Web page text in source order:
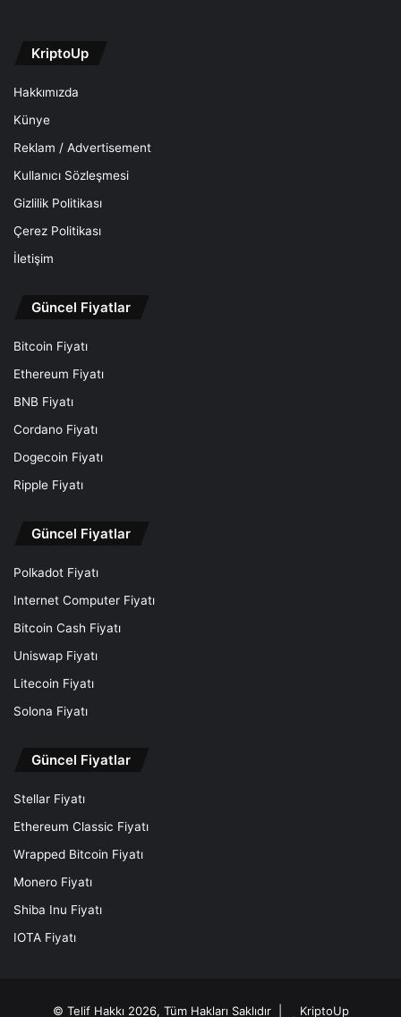
KriptoUp
Hakkımızda
Künye
Reklam / Advertisement
Kullanıcı Sözleşmesi
Gizlilik Politikası
Çerez Politikası
İletişim
Güncel Fiyatlar
Bitcoin Fiyatı
Ethereum Fiyatı
BNB Fiyatı
Cordano Fiyatı
Dogecoin Fiyatı
Ripple Fiyatı
Güncel Fiyatlar
Polkadot Fiyatı
Internet Computer Fiyatı
Bitcoin Cash Fiyatı
Uniswap Fiyatı
Litecoin Fiyatı
Solona Fiyatı
Güncel Fiyatlar
Stellar Fiyatı
Ethereum Classic Fiyatı
Wrapped Bitcoin Fiyatı
Monero Fiyatı
Shiba Inu Fiyatı
IOTA Fiyatı
© Telif Hakkı 2026, Tüm Hakları Saklıdır | KriptoUp